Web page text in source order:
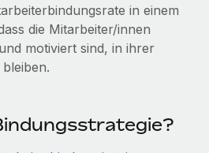
der HR in bestehende Abläufe
für dein Team
Lösungen, um Teams zu
und Großunternehmen
in einem
die Mitarbeiter/innen
motiviert sind, in ihrer